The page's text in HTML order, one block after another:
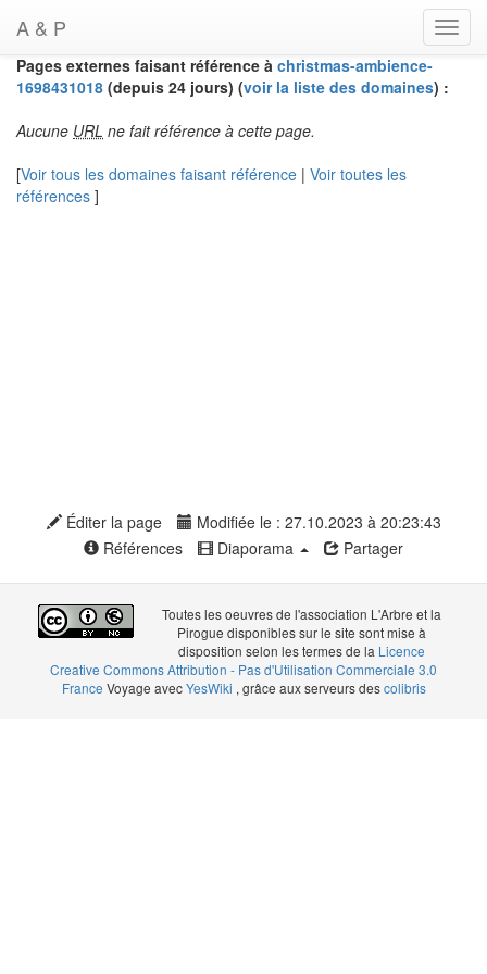
A & P
Pages externes faisant référence à christmas-ambience-
1698431018 (depuis 24 jours) (voir la liste des domaines) :
Aucune URL ne fait référence à cette page.
[Voir tous les domaines faisant référence | Voir toutes les
références ]
Éditer la page
Modifiée le : 27.10.2023 à 20:23:43
Références
Diaporama Partager
Toutes les oeuvres de l'association L'Arbre et la
Pirogue disponibles sur le site sont mise à
disposition selon les termes de la Licence
Creative Commons Attribution - Pas d'Utilisation Commerciale 3.0
France Voyage avecYesWiki , grâce aux serveurs descolibris